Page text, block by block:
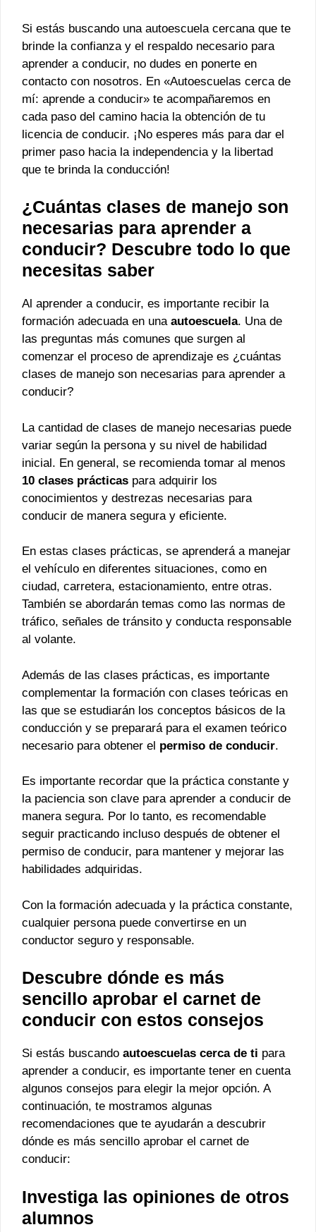
Si estás buscando una autoescuela cercana que te
brinde la confianza y el respaldo necesario para
aprender a conducir, no dudes en ponerte en
contacto con nosotros. En «Autoescuelas cerca de
mí: aprende a conducir» te acompañaremos en
cada paso del camino hacia la obtención de tu
licencia de conducir. ¡No esperes más para dar el
primer paso hacia la independencia y la libertad
que te brinda la conducción!
¿Cuántas clases de manejo son
necesarias para aprender a
conducir? Descubre todo lo que
necesitas saber
Al aprender a conducir, es importante recibir la
formación adecuada en una autoescuela. Una de
las preguntas más comunes que surgen al
comenzar el proceso de aprendizaje es ¿cuántas
clases de manejo son necesarias para aprender a
conducir?
La cantidad de clases de manejo necesarias puede
variar según la persona y su nivel de habilidad
inicial. En general, se recomienda tomar al menos
10 clases prácticas para adquirir los
conocimientos y destrezas necesarias para
conducir de manera segura y eficiente.
En estas clases prácticas, se aprenderá a manejar
el vehículo en diferentes situaciones, como en
ciudad, carretera, estacionamiento, entre otras.
También se abordarán temas como las normas de
tráfico, señales de tránsito y conducta responsable
al volante.
Además de las clases prácticas, es importante
complementar la formación con clases teóricas en
las que se estudiarán los conceptos básicos de la
conducción y se preparará para el examen teórico
necesario para obtener el permiso de conducir.
Es importante recordar que la práctica constante y
la paciencia son clave para aprender a conducir de
manera segura. Por lo tanto, es recomendable
seguir practicando incluso después de obtener el
permiso de conducir, para mantener y mejorar las
habilidades adquiridas.
Con la formación adecuada y la práctica constante,
cualquier persona puede convertirse en un
conductor seguro y responsable.
Descubre dónde es más
sencillo aprobar el carnet de
conducir con estos consejos
Si estás buscando autoescuelas cerca de ti para
aprender a conducir, es importante tener en cuenta
algunos consejos para elegir la mejor opción. A
continuación, te mostramos algunas
recomendaciones que te ayudarán a descubrir
dónde es más sencillo aprobar el carnet de
conducir:
Investiga las opiniones de otros
alumnos